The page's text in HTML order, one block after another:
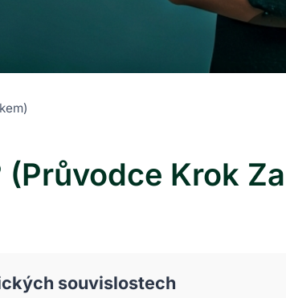
Krok
souvislostech